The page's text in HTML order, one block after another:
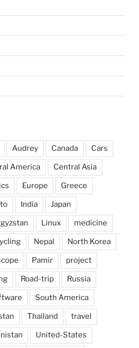
Audrey Canada Cars
America Central Asia
Europe Greece
India Japan
Linux medicine
Nepal North Korea
Pamir project
Road-trip Russia
South America
Thailand travel
United-States